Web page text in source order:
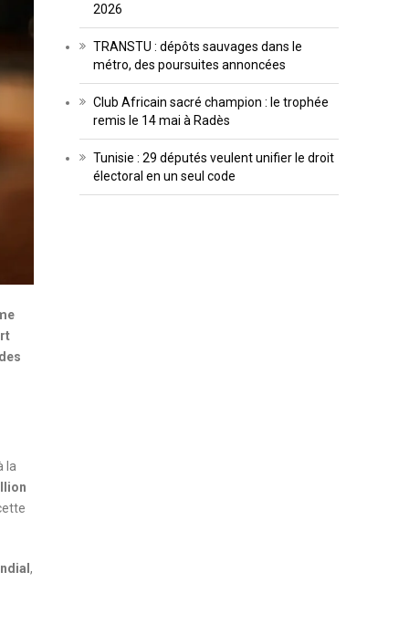
la
,
2026
TRANSTU : dépôts sauvages dans le
métro, des poursuites annoncées
Club Africain sacré champion : le trophée
remis le 14 mai à Radès
Tunisie : 29 députés veulent unifier le droit
électoral en un seul code